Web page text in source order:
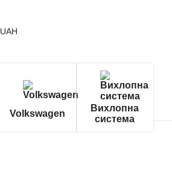
UAH
Volkswagen
Вихлопна
система